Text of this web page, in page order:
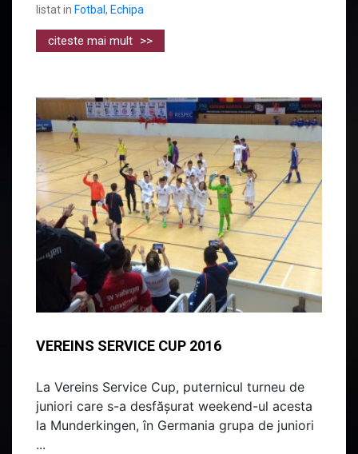
listat in Fotbal, Echipa
citeste mai mult >>
VEREINS SERVICE CUP 2016
La Vereins Service Cup, puternicul turneu de
juniori care s-a desfășurat weekend-ul acesta
la Munderkingen, în Germania grupa de juniori
...